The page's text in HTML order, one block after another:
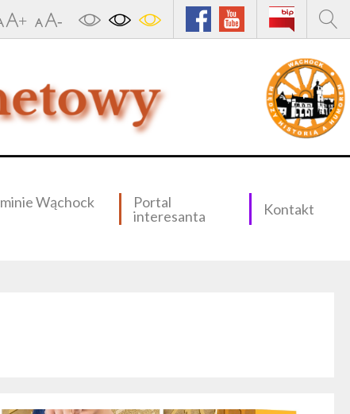
Wąchock
Portal
interesanta
Kontakt